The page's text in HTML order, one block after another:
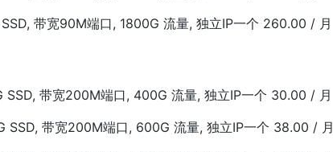
带宽90M端口, 1800G 流量, 独立IP一个 260.00 / 月
带宽200M端口, 400G 流量, 独立IP一个 30.00 / 月
SSD, 带宽200M端口, 600G 流量, 独立IP一个 38.00 / 月